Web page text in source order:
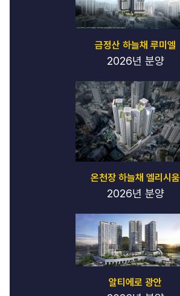
금정산 하늘채 루미엘
2026년 분양
온천장 하늘채 엘리시움
2026년 분양
알티에로 광안